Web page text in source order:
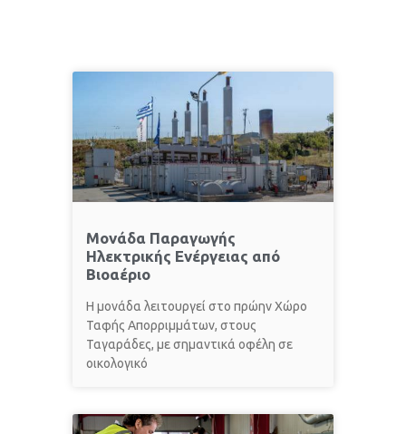
Μονάδα Παραγωγής
Ηλεκτρικής Ενέργειας από
Βιοαέριο
Η μονάδα λειτουργεί στο πρώην Χώρο
Ταφής Απορριμμάτων, στους
Ταγαράδες, με σημαντικά οφέλη σε
οικολογικό